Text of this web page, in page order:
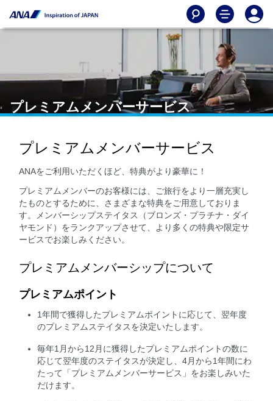
プレミアムメンバーサービス
プレミアムメンバーサービス
ANAをご利用いただくほど、特典がより豪華に！
プレミアムメンバーのお客様には、ご旅行をより一層充実し
たものとするために、さまざまな特典をご用意しておりま
す。メンバーシップステイタス（ブロンズ・プラチナ・ダイ
ヤモンド）をランクアップさせて、より多くの特典や限定サ
ービスでお楽しみください。
プレミアムメンバーシップについて
プレミアムポイント
1年間で獲得したプレミアムポイントに応じて、翌年度
のプレミアムステイタスを決定いたします。
毎年1月から12月に獲得したプレミアムポイントの数に
応じて翌年度のステイタスが決定し、4月から1年間にわ
たって「プレミアムメンバーサービス」をお楽しみいた
だけます。